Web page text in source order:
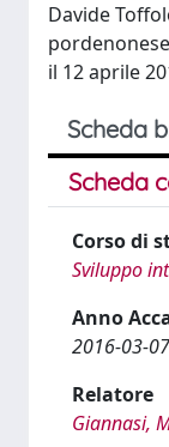
Davide
il 12 aprile
Scheda
Scheda
Corso di
Sviluppo
Anno
2016-03-07
Relatore
Giannasi,